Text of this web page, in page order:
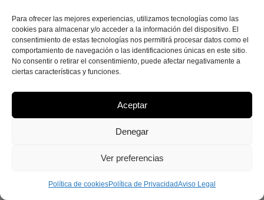
Para ofrecer las mejores experiencias, utilizamos tecnologías como las
cookies para almacenar y/o acceder a la información del dispositivo. El
consentimiento de estas tecnologías nos permitirá procesar datos como el
comportamiento de navegación o las identificaciones únicas en este sitio.
No consentir o retirar el consentimiento, puede afectar negativamente a
ciertas características y funciones.
Aceptar
Denegar
Ver preferencias
Política de cookiesPolítica de PrivacidadAviso Legal
Laila Victoria © copyright 2025